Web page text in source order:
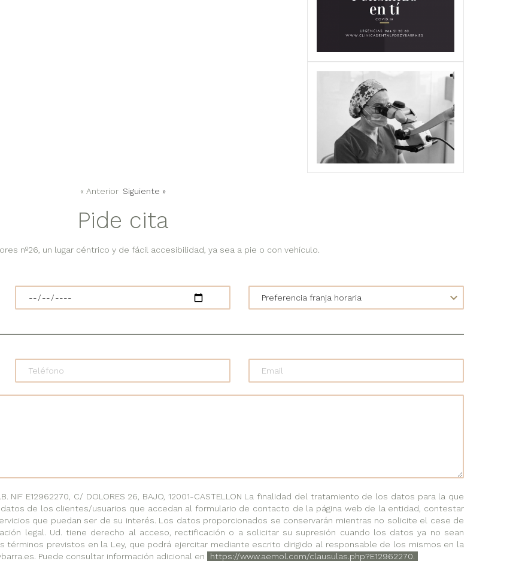
« Anterior Siguiente »
Pide cita
nº26, un lugar céntrico y de fácil accesibilidad, ya sea a pie o con vehículo.
NIF E12962270, C/ DOLORES 26, BAJO, 12001-CASTELLON La finalidad del tratamiento de los datos para la que
de los clientes/usuarios que accedan al formulario de contacto de la página web de la entidad, contestar
que puedan ser de su interés. Los datos proporcionados se conservarán mientras no solicite el cese de
legal. Ud. tiene derecho al acceso, rectificación o a solicitar su supresión cuando los datos ya no sean
términos previstos en la Ley, que podrá ejercitar mediante escrito dirigido al responsable de los mismos en la
Puede consultar información adicional en
https://www.aemol.com/clausulas.php?E12962270.